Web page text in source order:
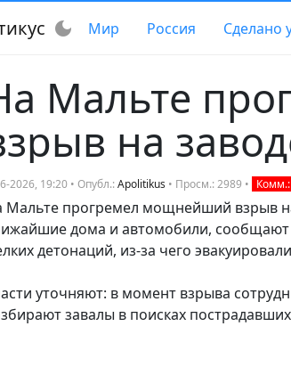
dark_mode Мир Россия Сделано
Мальте
на
2026, 19:20 • Опубл.:Apolitikus • Просм.: 2989 •
Мальте прогремел мощнейший взрыв
дома и автомобили, сообщают
детонаций, из‑за чего
уточняют: в момент взрыва
завалы в поисках